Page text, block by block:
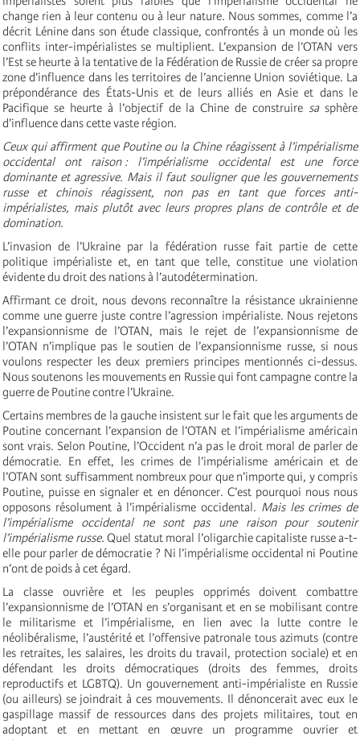
change rien à leur contenu ou à leur nature. Nous sommes, comme l’a
décrit Lénine dans son étude classique, confrontés à un monde où les
conflits inter-impérialistes se multiplient. L’expansion de l’OTAN vers
l’Est se heurte à la tentative de la Fédération de Russie de créer sa propre
zone d’influence dans les territoires de l’ancienne Union soviétique. La
prépondérance des États-Unis et de leurs alliés en Asie et dans le
Pacifique se heurte à l’objectif de la Chine de construire sasphère
d’influence dans cette vaste région.
Ceux qui affirment que Poutine ou la Chine réagissent à l’impérialisme
occidental ont raison : l’impérialisme occidental est une force
dominante et agressive. Mais il faut souligner que les gouvernements
russe et chinois réagissent, non pas en tant que forces anti-
impérialistes, mais plutôt avec leurs propres plans de contrôle et de
domination.
L’invasion de l’Ukraine par la fédération russe fait partie de cette
politique impérialiste et, en tant que telle, constitue une violation
évidente du droit des nations à l’autodétermination.
Affirmant ce droit, nous devons reconnaître la résistance ukrainienne
comme une guerre juste contre l’agression impérialiste. Nous rejetons
l’expansionnisme de l’OTAN, mais le rejet de l’expansionnisme de
l’OTAN n’implique pas le soutien de l’expansionnisme russe, si nous
voulons respecter les deux premiers principes mentionnés ci-dessus.
Nous soutenons les mouvements en Russie qui font campagne contre la
guerre de Poutine contre l’Ukraine.
Certains membres de la gauche insistent sur le fait que les arguments de
Poutine concernant l’expansion de l’OTAN et l’impérialisme américain
sont vrais. Selon Poutine, l’Occident n’a pas le droit moral de parler de
démocratie. En effet, les crimes de l’impérialisme américain et de
l’OTAN sont suffisamment nombreux pour que n’importe qui, y compris
Poutine, puisse en signaler et en dénoncer. C’est pourquoi nous nous
opposons résolument à l’impérialisme occidental. Mais les crimes de
l’impérialisme occidental ne sont pas une raison pour soutenir
l’impérialisme russe. Quel statut moral l’oligarchie capitaliste russe a-t-
elle pour parler de démocratie ? Ni l’impérialisme occidental ni Poutine
n’ont de poids à cet égard.
La classe ouvrière et les peuples opprimés doivent combattre
l’expansionnisme de l’OTAN en s’organisant et en se mobilisant contre
le militarisme et l’impérialisme, en lien avec la lutte contre le
néolibéralisme, l’austérité et l’offensive patronale tous azimuts (contre
les retraites, les salaires, les droits du travail, protection sociale) et en
défendant les droits démocratiques (droits des femmes, droits
reproductifs et LGBTQ). Un gouvernement anti-impérialiste en Russie
(ou ailleurs) se joindrait à ces mouvements. Il dénoncerait avec eux le
gaspillage massif de ressources dans des projets militaires, tout en
adoptant et en mettant en œuvre un programme ouvrier et